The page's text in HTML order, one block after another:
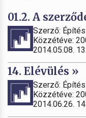
01.2. A
Szerző:
Közzétéve:
2014.05.08.
14. Elévülés »
Szerző:
Közzétéve:
2014.06.26.